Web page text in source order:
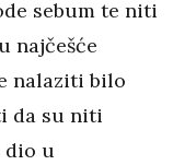
sebum te niti
najčešće
nalaziti bilo
da su niti
dio u